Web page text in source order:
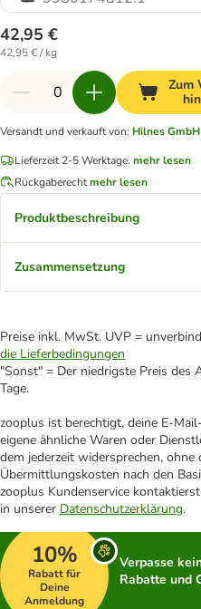
42,95 €
42,95 € / kg
Zum
Versandt und verkauft von: Hilnes GmbH
Lieferzeit 2-5 Werktage. mehr lesen
Rückgaberechtmehr lesen
Produktbeschreibung
Zusammensetzung
Preise inkl. MwSt. UVP =
die Lieferbedingungen
"Sonst" = Der niedrigste Preis des
Tage.
zooplus ist berechtigt, deine E-
eigene ähnliche Waren oder
dem jederzeit widersprechen,
Übermittlungskosten nach den
zooplus Kundenservice
in unserer Datenschutzerklärung.
10%
Rabatt für
Deine
Anmeldung
Verpasse
Rabatte und